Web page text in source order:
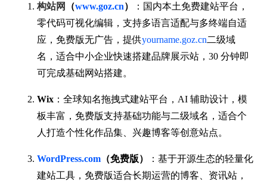
构站网 （www.goz.cn）
：国内本土免费建站平台，
零代码可视化编辑，支持多语言适配与多终端自适
应，免费版无广告，提供yourname.goz.cn二级域
名，适合中小企业快速搭建品牌展示站，30 分钟即
可完成基础网站搭建。
Wix ：全球知名拖拽式建站平台，AI 辅助设计，模
板丰富，免费版支持基础功能与二级域名，适合个
人打造个性化作品集、兴趣博客等创意站点。
WordPress.com （免费版）
：基于开源生态的轻量化
建站工具，免费版适合长期运营的博客、资讯站，